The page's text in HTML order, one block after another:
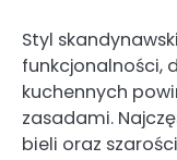
Styl
funkcjonalności,
kuchennych
zasadami.
bieli oraz